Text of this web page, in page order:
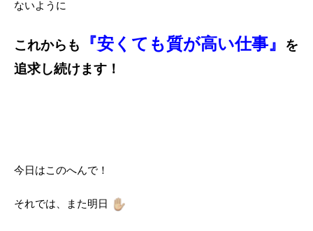
ないように
これからも 『安くても質が高い仕事』
を
追求し続けます！
今日はこのへんで！
それでは、また明日